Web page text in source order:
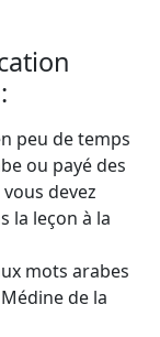
peu de temps
ou payé des
devez
la leçon à la
mots arabes
de la